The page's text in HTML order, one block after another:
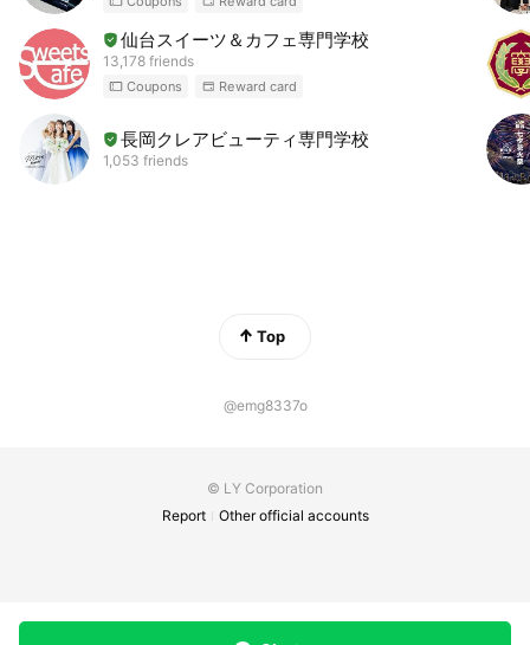
仙台スイーツ＆カフェ専門学校
13,178 friends
Coupons Reward card
長岡クレアビューティ専門学校
1,053 friends
Top
@emg8337o
© LY Corporation
Report
Other official accounts